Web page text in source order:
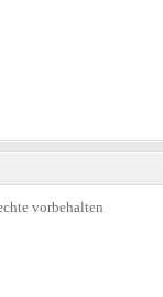
vorbehalten